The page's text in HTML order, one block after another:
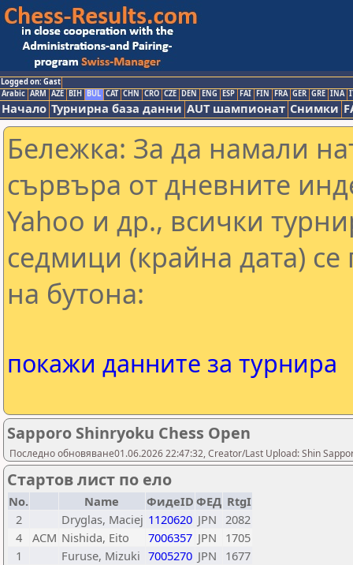
Logged on: Gast
Arabic ARM AZE BIH BUL CAT CHN CRO CZE DEN ENG ESP FAI FIN FRA GER GRE INA
Начало Турнирна база данни AUT шампионат Снимки
Бележка: За да намали
сървъра от дневните
Yahoo и др., всички
седмици (крайна дата) се
на бутона:
покажи данните за турнира
Sapporo Shinryoku Chess Open
Последно обновяване01.06.2026 22:47:32, Creator/Last Upload: Shin
Стартов лист по ело
No. Name ФидеID ФЕД RtgI
2
Dryglas, Maciej 1120620 JPN 2082
4
ACM Nishida, Eito 7006357 JPN
1705
1
Furuse, Mizuki 7005270 JPN
1677